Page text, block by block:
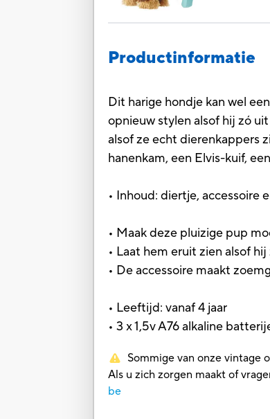
Productinformatie
Dit harige hondje kan wel
opnieuw stylen alsof hij zó
alsof ze echt dierenkappers
hanenkam, een Elvis-kuif,
• Inhoud: diertje, accessoire
• Maak deze pluizige pup
• Laat hem eruit zien alsof
• De accessoire maakt
• Leeftijd: vanaf 4 jaar
• 3 x 1,5v A76 alkaline
Sommige van onze
Als u zich zorgen maakt of
be